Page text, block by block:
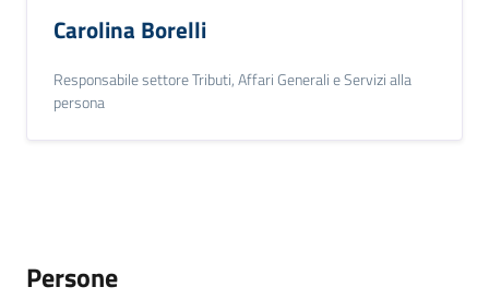
Carolina Borelli
Responsabile settore Tributi, Affari Generali e Servizi alla
persona
Persone